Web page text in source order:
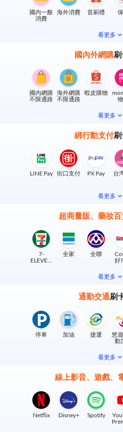
國內一般
消費
海外消費 首刷禮
看更多
國內外網購
國內網購
不限通路
海外網購
不限通路
蝦皮購物
看更多
綁行動支付
LINE Pay 街口支付 PX Pay 台
看更多
超商量販、藥妝
7-
ELEVEN
全家 全聯
好
看更多
通勤交通刷
停車 加油 捷運
悠
動
看更多
線上影音、遊戲、
Netflix Disney+ Spotify